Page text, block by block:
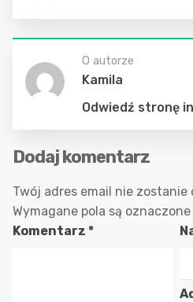
O autorze
Kamila
Odwiedź stronę
Dodaj komentarz
Twój adres email nie zostanie
Wymagane pola są oznaczone
Komentarz *